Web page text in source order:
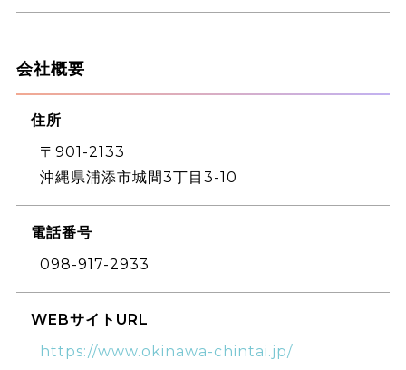
会社概要
住所
〒901-2133
沖縄県浦添市城間3丁目3-10
電話番号
098-917-2933
WEBサイトURL
https://www.okinawa-chintai.jp/